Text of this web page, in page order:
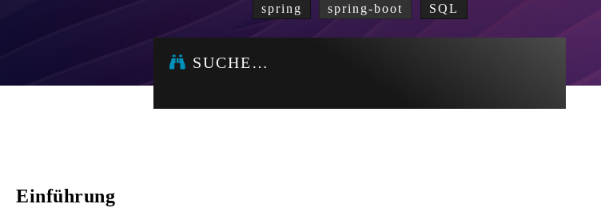
spring
spring-boot SQL
SUCHE…
Einführung